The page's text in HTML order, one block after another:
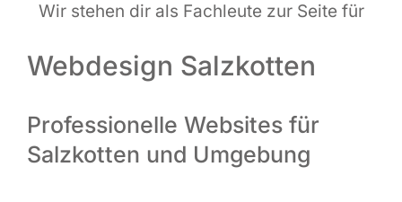
Arbei­ten
Leis­tun­gen
Wir ste­hen dir als Fach­leu­te zur Sei­te für
Webdesign Salzkotten
Professionelle Websites für
Salzkotten und Umgebung